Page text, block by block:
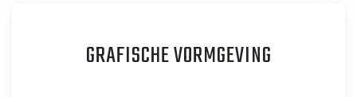
GRAFISCHE VORMGEVING